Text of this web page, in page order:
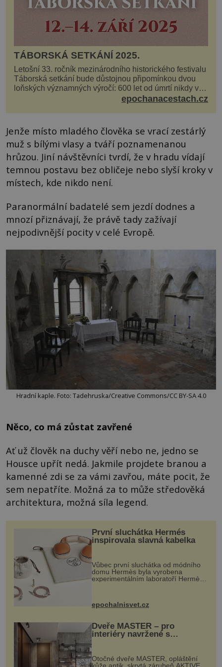
TÁBORSKÁ SETKÁNÍ 2025.
Letošní 33. ročník mezinárodního historického festivalu
Táborská setkání bude důstojnou připomínkou dvou
loňských významných výročí: 600 let od úmrtí nikdy v
poli neporaženého hejtmana Jana Žižky z Tr...
epochanacestach.cz
Jenže místo mladého člověka se vrací zestárlý
muž s bílými vlasy a tváří poznamenanou
hrůzou. Jiní návštěvníci tvrdí, že v hradu vídají
temnou postavu bez obličeje nebo slyší kroky v
místech, kde nikdo není.
Paranormální badatelé sem jezdí dodnes a
mnozí přiznávají, že právě tady zažívají
nejpodivnější pocity v celé Evropě.
Hradní kaple. Foto: Tadehruska/Creative Commons/CC BY-SA 4.0
Něco, co má zůstat zavřené
Ať už člověk na duchy věří nebo ne, jedno se
Housce upřít nedá. Jakmile projdete branou a
kamenné zdi se za vámi zavřou, máte pocit, že
sem nepatříte. Možná za to může středověká
architektura, možná síla legend.
První sluchátka Hermés
inspirovala slavná kabelka
Vůbec první sluchátka od módního
domu Hermès byla vyrobena
experimentálním laboratoří Hermès
kovový...
epochalnisvet.cz
Dveře MASTER – pro
interiéry navržené s
rozumem i vášní!
Otočné dveře MASTER, opláštění
kůže antik, skrytá zárubeň AKTIVE